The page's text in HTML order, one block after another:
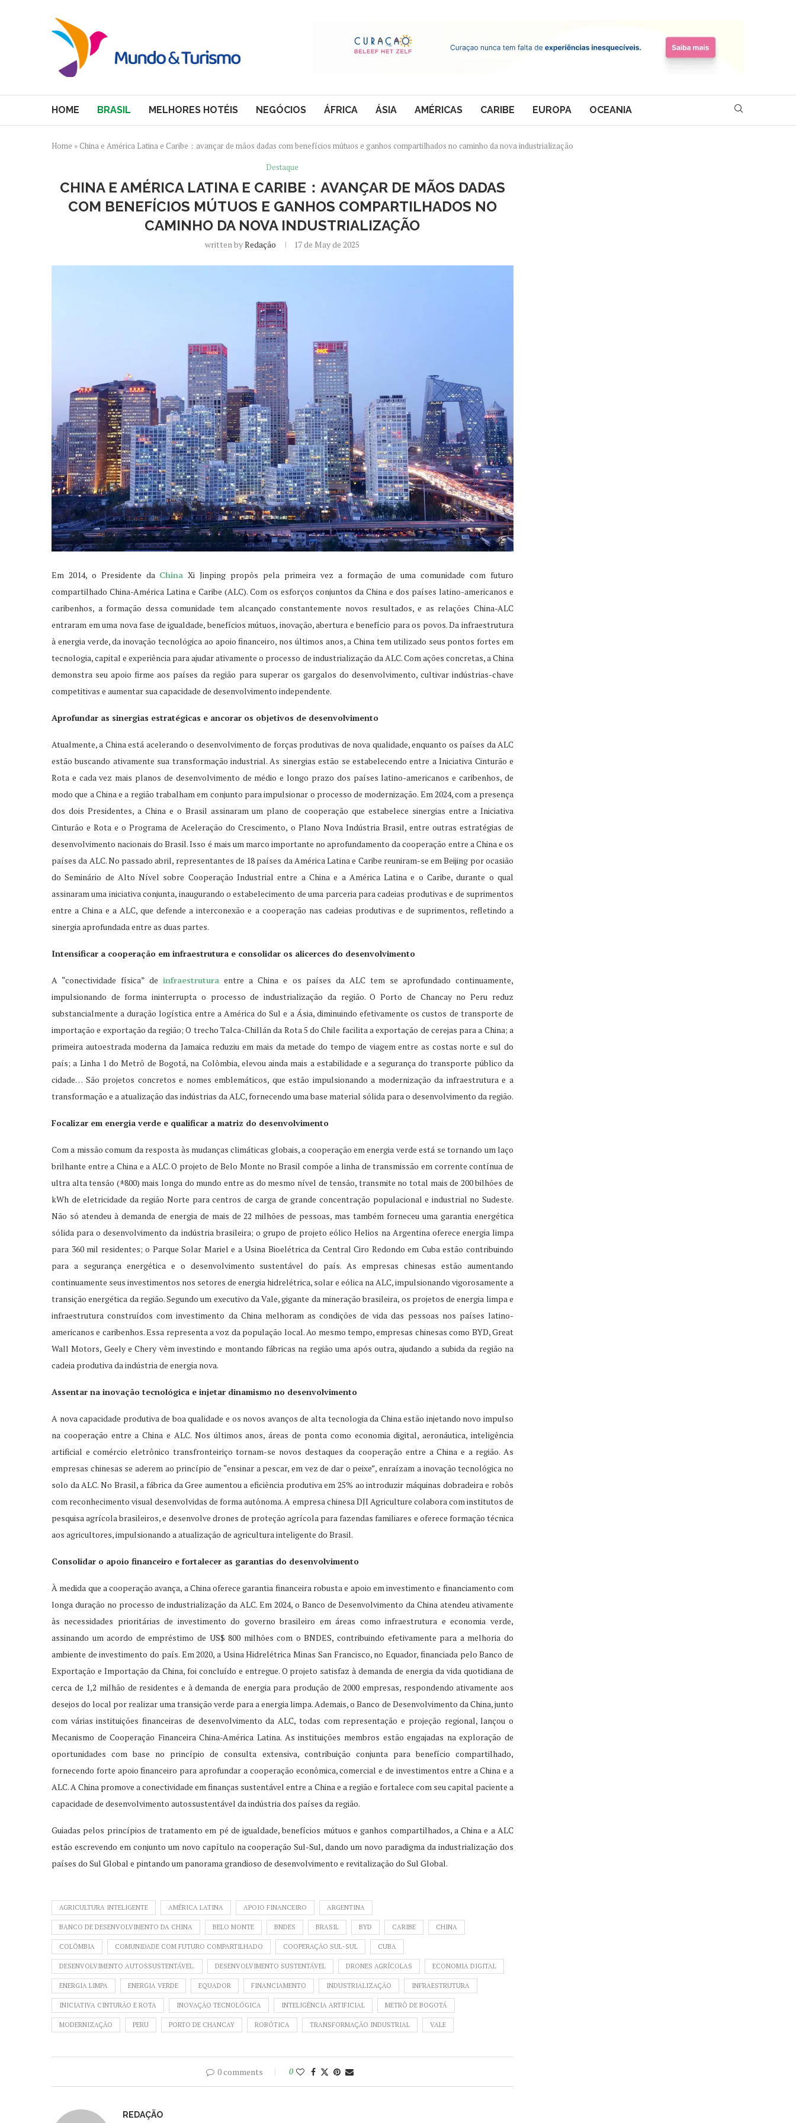
HOME BRASIL MELHORES HOTÉIS NEGÓCIOS ÁFRICA ÁSIA AMÉRICAS CARIBE EUROPA OCEANIA
Home » China e América Latina e Caribe：avançar de mãos dadas com benefícios mútuos e ganhos compartilhados no caminho da nova industrialização
Destaque
CHINA E AMÉRICA LATINA E CARIBE：AVANÇAR DE MÃOS DADAS
COM BENEFÍCIOS MÚTUOS E GANHOS COMPARTILHADOS NO
CAMINHO DA NOVA INDUSTRIALIZAÇÃO
written byRedação 17 de May de 2025
Em 2014, o Presidente da China Xi Jinping propôs pela primeira vez a formação de uma comunidade com futuro
compartilhado China-América Latina e Caribe (ALC). Com os esforços conjuntos da China e dos países latino-americanos e
caribenhos, a formação dessa comunidade tem alcançado constantemente novos resultados, e as relações China-ALC
entraram em uma nova fase de igualdade, benefícios mútuos, inovação, abertura e benefício para os povos. Da infraestrutura
à energia verde, da inovação tecnológica ao apoio financeiro, nos últimos anos, a China tem utilizado seus pontos fortes em
tecnologia, capital e experiência para ajudar ativamente o processo de industrialização da ALC. Com ações concretas, a China
demonstra seu apoio firme aos países da região para superar os gargalos do desenvolvimento, cultivar indústrias-chave
competitivas e aumentar sua capacidade de desenvolvimento independente.
Aprofundar as sinergias estratégicas e ancorar os objetivos de desenvolvimento
Atualmente, a China está acelerando o desenvolvimento de forças produtivas de nova qualidade, enquanto os países da ALC
estão buscando ativamente sua transformação industrial. As sinergias estão se estabelecendo entre a Iniciativa Cinturão e
Rota e cada vez mais planos de desenvolvimento de médio e longo prazo dos países latino-americanos e caribenhos, de
modo que a China e a região trabalham em conjunto para impulsionar o processo de modernização. Em 2024, com a presença
dos dois Presidentes, a China e o Brasil assinaram um plano de cooperação que estabelece sinergias entre a Iniciativa
Cinturão e Rota e o Programa de Aceleração do Crescimento, o Plano Nova Indústria Brasil, entre outras estratégias de
desenvolvimento nacionais do Brasil. Isso é mais um marco importante no aprofundamento da cooperação entre a China e os
países da ALC. No passado abril, representantes de 18 países da América Latina e Caribe reuniram-se em Beijing por ocasião
do Seminário de Alto Nível sobre Cooperação Industrial entre a China e a América Latina e o Caribe, durante o qual
assinaram uma iniciativa conjunta, inaugurando o estabelecimento de uma parceria para cadeias produtivas e de suprimentos
entre a China e a ALC, que defende a interconexão e a cooperação nas cadeias produtivas e de suprimentos, refletindo a
sinergia aprofundada entre as duas partes.
Intensificar a cooperação em infraestrutura e consolidar os alicerces do desenvolvimento
A “conectividade física” deinfraestrutura entre a China e os países da ALC tem se aprofundado continuamente,
impulsionando de forma ininterrupta o processo de industrialização da região. O Porto de Chancay no Peru reduz
substancialmente a duração logística entre a América do Sul e a Ásia, diminuindo efetivamente os custos de transporte de
importação e exportação da região; O trecho Talca-Chillán da Rota 5 do Chile facilita a exportação de cerejas para a China; a
primeira autoestrada moderna da Jamaica reduziu em mais da metade do tempo de viagem entre as costas norte e sul do
país; a Linha 1 do Metrô de Bogotá, na Colômbia, elevou ainda mais a estabilidade e a segurança do transporte público da
cidade… São projetos concretos e nomes emblemáticos, que estão impulsionando a modernização da infraestrutura e a
transformação e a atualização das indústrias da ALC, fornecendo uma base material sólida para o desenvolvimento da região.
Focalizar em energia verde e qualificar a matriz do desenvolvimento
Com a missão comum da resposta às mudanças climáticas globais, a cooperação em energia verde está se tornando um laço
brilhante entre a China e a ALC. O projeto de Belo Monte no Brasil compõe a linha de transmissão em corrente contínua de
ultra alta tensão (±800) mais longa do mundo entre as do mesmo nível de tensão, transmite no total mais de 200 bilhões de
kWh de eletricidade da região Norte para centros de carga de grande concentração populacional e industrial no Sudeste.
Não só atendeu à demanda de energia de mais de 22 milhões de pessoas, mas também forneceu uma garantia energética
sólida para o desenvolvimento da indústria brasileira; o grupo de projeto eólico Helios na Argentina oferece energia limpa
para 360 mil residentes; o Parque Solar Mariel e a Usina Bioelétrica da Central Ciro Redondo em Cuba estão contribuindo
para a segurança energética e o desenvolvimento sustentável do país. As empresas chinesas estão aumentando
continuamente seus investimentos nos setores de energia hidrelétrica, solar e eólica na ALC, impulsionando vigorosamente a
transição energética da região. Segundo um executivo da Vale, gigante da mineração brasileira, os projetos de energia limpa e
infraestrutura construídos com investimento da China melhoram as condições de vida das pessoas nos países latino-
americanos e caribenhos. Essa representa a voz da população local. Ao mesmo tempo, empresas chinesas como BYD, Great
Wall Motors, Geely e Chery vêm investindo e montando fábricas na região uma após outra, ajudando a subida da região na
cadeia produtiva da indústria de energia nova.
Assentar na inovação tecnológica e injetar dinamismo no desenvolvimento
A nova capacidade produtiva de boa qualidade e os novos avanços de alta tecnologia da China estão injetando novo impulso
na cooperação entre a China e ALC. Nos últimos anos, áreas de ponta como economia digital, aeronáutica, inteligência
artificial e comércio eletrônico transfronteiriço tornam-se novos destaques da cooperação entre a China e a região. As
empresas chinesas se aderem ao princípio de “ensinar a pescar, em vez de dar o peixe”, enraízam a inovação tecnológica no
solo da ALC. No Brasil, a fábrica da Gree aumentou a eficiência produtiva em 25% ao introduzir máquinas dobradeira e robôs
com reconhecimento visual desenvolvidas de forma autônoma. A empresa chinesa DJI Agriculture colabora com institutos de
pesquisa agrícola brasileiros, e desenvolve drones de proteção agrícola para fazendas familiares e oferece formação técnica
aos agricultores, impulsionando a atualização de agricultura inteligente do Brasil.
Consolidar o apoio financeiro e fortalecer as garantias do desenvolvimento
À medida que a cooperação avança, a China oferece garantia financeira robusta e apoio em investimento e financiamento com
longa duração no processo de industrialização da ALC. Em 2024, o Banco de Desenvolvimento da China atendeu ativamente
às necessidades prioritárias de investimento do governo brasileiro em áreas como infraestrutura e economia verde,
assinando um acordo de empréstimo de US$ 800 milhões com o BNDES, contribuindo efetivamente para a melhoria do
ambiente de investimento do país. Em 2020, a Usina Hidrelétrica Minas San Francisco, no Equador, financiada pelo Banco de
Exportação e Importação da China, foi concluído e entregue. O projeto satisfaz à demanda de energia da vida quotidiana de
cerca de 1,2 milhão de residentes e à demanda de energia para produção de 2000 empresas, respondendo ativamente aos
desejos do local por realizar uma transição verde para a energia limpa. Ademais, o Banco de Desenvolvimento da China, junto
com várias instituições financeiras de desenvolvimento da ALC, todas com representação e projeção regional, lançou o
Mecanismo de Cooperação Financeira China-América Latina. As instituições membros estão engajadas na exploração de
oportunidades com base no princípio de consulta extensiva, contribuição conjunta para benefício compartilhado,
fornecendo forte apoio financeiro para aprofundar a cooperação econômica, comercial e de investimentos entre a China e a
ALC. A China promove a conectividade em finanças sustentável entre a China e a região e fortalece com seu capital paciente a
capacidade de desenvolvimento autossustentável da indústria dos países da região.
Guiadas pelos princípios de tratamento em pé de igualdade, benefícios mútuos e ganhos compartilhados, a China e a ALC
estão escrevendo em conjunto um novo capítulo na cooperação Sul-Sul, dando um novo paradigma da industrialização dos
países do Sul Global e pintando um panorama grandioso de desenvolvimento e revitalização do Sul Global.
AGRICULTURA INTELIGENTE AMÉRICA LATINA APOIO FINANCEIRO ARGENTINA
BANCO DE DESENVOLVIMENTO DA CHINA BELO MONTE BNDES BRASIL BYD CARIBE CHINA
COLÔMBIA COMUNIDADE COM FUTURO COMPARTILHADO COOPERAÇÃO SUL-SUL CUBA
DESENVOLVIMENTO AUTOSSUSTENTÁVEL. DESENVOLVIMENTO SUSTENTÁVEL DRONES AGRÍCOLAS ECONOMIA DIGITAL
ENERGIA LIMPA ENERGIA VERDE EQUADOR FINANCIAMENTO INDUSTRIALIZAÇÃO INFRAESTRUTURA
INICIATIVA CINTURÃO E ROTA INOVAÇÃO TECNOLÓGICA INTELIGÊNCIA ARTIFICIAL METRÔ DE BOGOTÁ
MODERNIZAÇÃO PERU PORTO DE CHANCAY ROBÓTICA TRANSFORMAÇÃO INDUSTRIAL VALE
0 comments 0
REDAÇÃO